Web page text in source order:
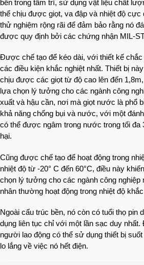
bền trong tâm trí, sử dụng vật liệu chất
thể chịu được giọt, va đập và nhiệt độ cực
thử nghiệm rộng rãi để đảm bảo rằng nó
được quy định bởi các chứng nhận MIL-
Được chế tạo để kéo dài, với thiết kế
các điều kiện khắc nghiệt nhất. Thiết bị
chịu được các giọt từ độ cao lên đến
lựa chọn lý tưởng cho các ngành công
xuất và hậu cần, nơi mà giọt nước là phổ
khả năng chống bụi và nước, với một
có thể được ngâm trong nước trong tối đa
hại.
Cũng được chế tạo để hoạt động trong
nhiệt độ từ -20° C đến 60°C, điều này
chọn lý tưởng cho các ngành công
nhân thường hoạt động trong nhiệt độ
Ngoài cấu trúc bền, nó còn có tuổi thọ pin
dụng liên tục chỉ với một lần sạc duy nhất.
người lao động có thể sử dụng thiết bị
lo lắng về việc nó hết điện.